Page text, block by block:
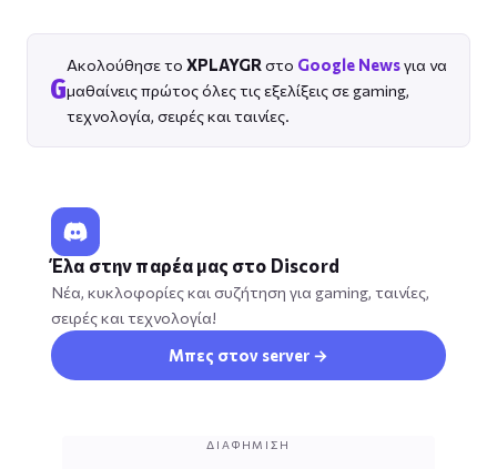
G
Ακολούθησε το XPLAYGR στο Google Newsγια να
μαθαίνεις πρώτος όλες τις εξελίξεις σε gaming,
τεχνολογία, σειρές και ταινίες.
Έλα στην παρέα μας στο Discord
Νέα, κυκλοφορίες και συζήτηση για gaming, ταινίες,
σειρές και τεχνολογία!
Μπες στον server →
ΔΙΑΦΉΜΙΣΗ